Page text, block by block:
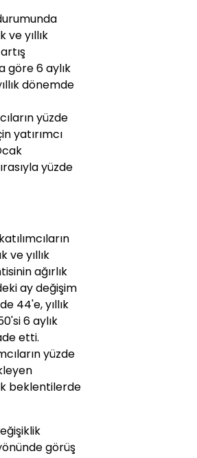
yıllık
göre 6 aylık
dönemde
yüzde
yatırımcı
yüzde
ve yıllık
ağırlık
ay değişim
44'e, yıllık
6 aylık
etti.
yüzde
beklentilerde
görüş